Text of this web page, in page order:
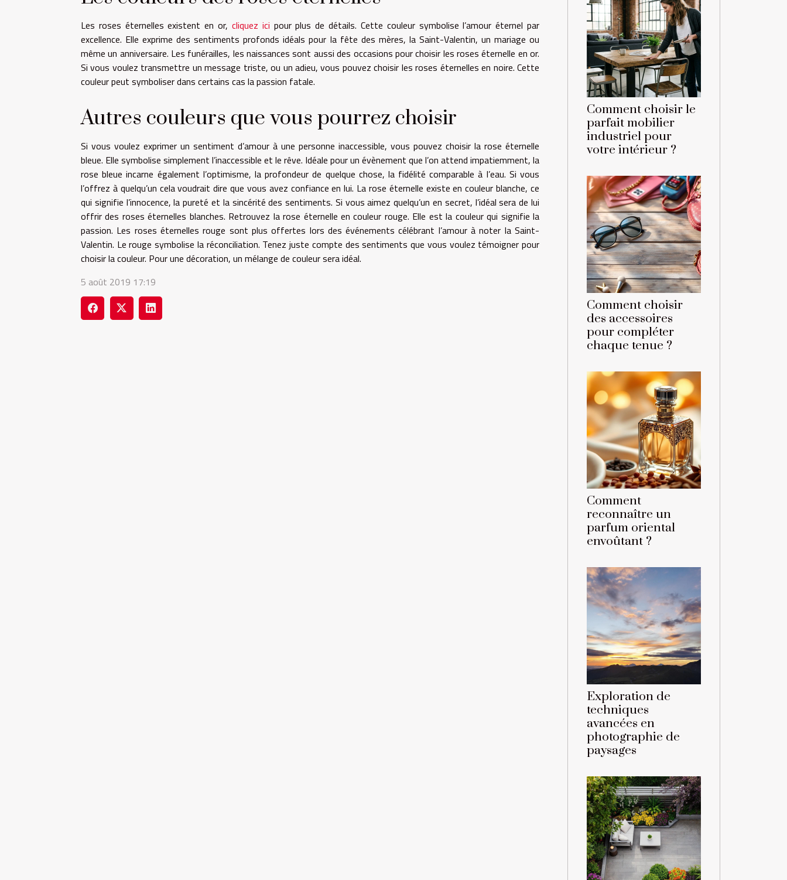
Les roses éternelles existent en or, cliquez ici pour plus de détails. Cette couleur symbolise l’amour éternel par
excellence. Elle exprime des sentiments profonds idéals pour la fête des mères, la Saint-Valentin, un mariage ou
même un anniversaire. Les funérailles, les naissances sont aussi des occasions pour choisir les roses éternelle en or.
Si vous voulez transmettre un message triste, ou un adieu, vous pouvez choisir les roses éternelles en noire. Cette
couleur peut symboliser dans certains cas la passion fatale.
Autres couleurs que vous pourrez choisir
Si vous voulez exprimer un sentiment d’amour à une personne inaccessible, vous pouvez choisir la rose éternelle
bleue. Elle symbolise simplement l’inaccessible et le rêve. Idéale pour un évènement que l’on attend impatiemment, la
rose bleue incarne également l’optimisme, la profondeur de quelque chose, la fidélité comparable à l’eau. Si vous
l’offrez à quelqu’un cela voudrait dire que vous avez confiance en lui. La rose éternelle existe en couleur blanche, ce
qui signifie l’innocence, la pureté et la sincérité des sentiments. Si vous aimez quelqu’un en secret, l’idéal sera de lui
offrir des roses éternelles blanches. Retrouvez la rose éternelle en couleur rouge. Elle est la couleur qui signifie la
passion. Les roses éternelles rouge sont plus offertes lors des événements célébrant l’amour à noter la Saint-
Valentin. Le rouge symbolise la réconciliation. Tenez juste compte des sentiments que vous voulez témoigner pour
choisir la couleur. Pour une décoration, un mélange de couleur sera idéal.
5 août 2019 17:19
Comment choisir le
parfait mobilier
industriel pour
votre intérieur ?
Comment choisir
des accessoires
pour compléter
chaque tenue ?
Comment
reconnaître un
parfum oriental
envoûtant ?
Exploration de
techniques
avancées en
photographie de
paysages